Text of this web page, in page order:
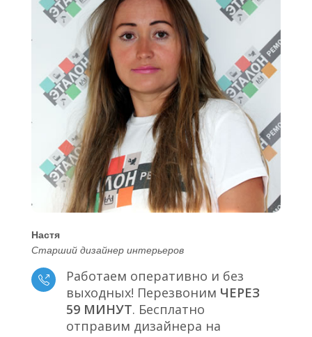
Настя
Старший дизайнер интерьеров
Работаем оперативно и без
выходных! Перезвоним ЧЕРЕЗ
59 МИНУТ. Бесплатно
отправим дизайнера на